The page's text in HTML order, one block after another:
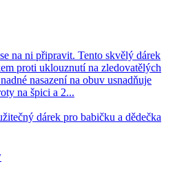
na ni připravit. Tento skvělý dárek
proti uklouznutí na zledovatělých
nasazení na obuv usnadňuje
na špici a 2...